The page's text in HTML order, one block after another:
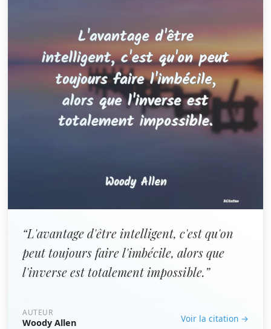
“L'avantage d'être intelligent, c'est qu'on
peut toujours faire l'imbécile, alors que
l'inverse est totalement impossible.”
AUTEUR
Woody Allen Voir la citation →